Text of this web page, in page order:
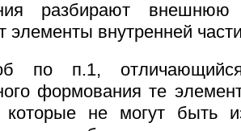
разбирают внешнюю
элементы внутренней
по п.1,
формования те
которые не могут быть